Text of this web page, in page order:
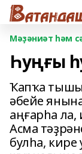
Мәҙәниәт һәм
Һуңғы
Ҡапҡа
әбейе
аңғарһа
Асма
булһа,